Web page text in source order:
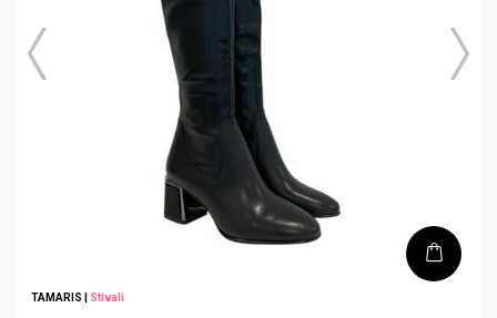
TAMARIS Stivali